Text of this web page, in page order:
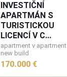
170.000 €
INVESTIČNÍ
APARTMÁN S
TURISTICKOU
LICENCÍ V C...
apartment v apartment
new build
170.000 €